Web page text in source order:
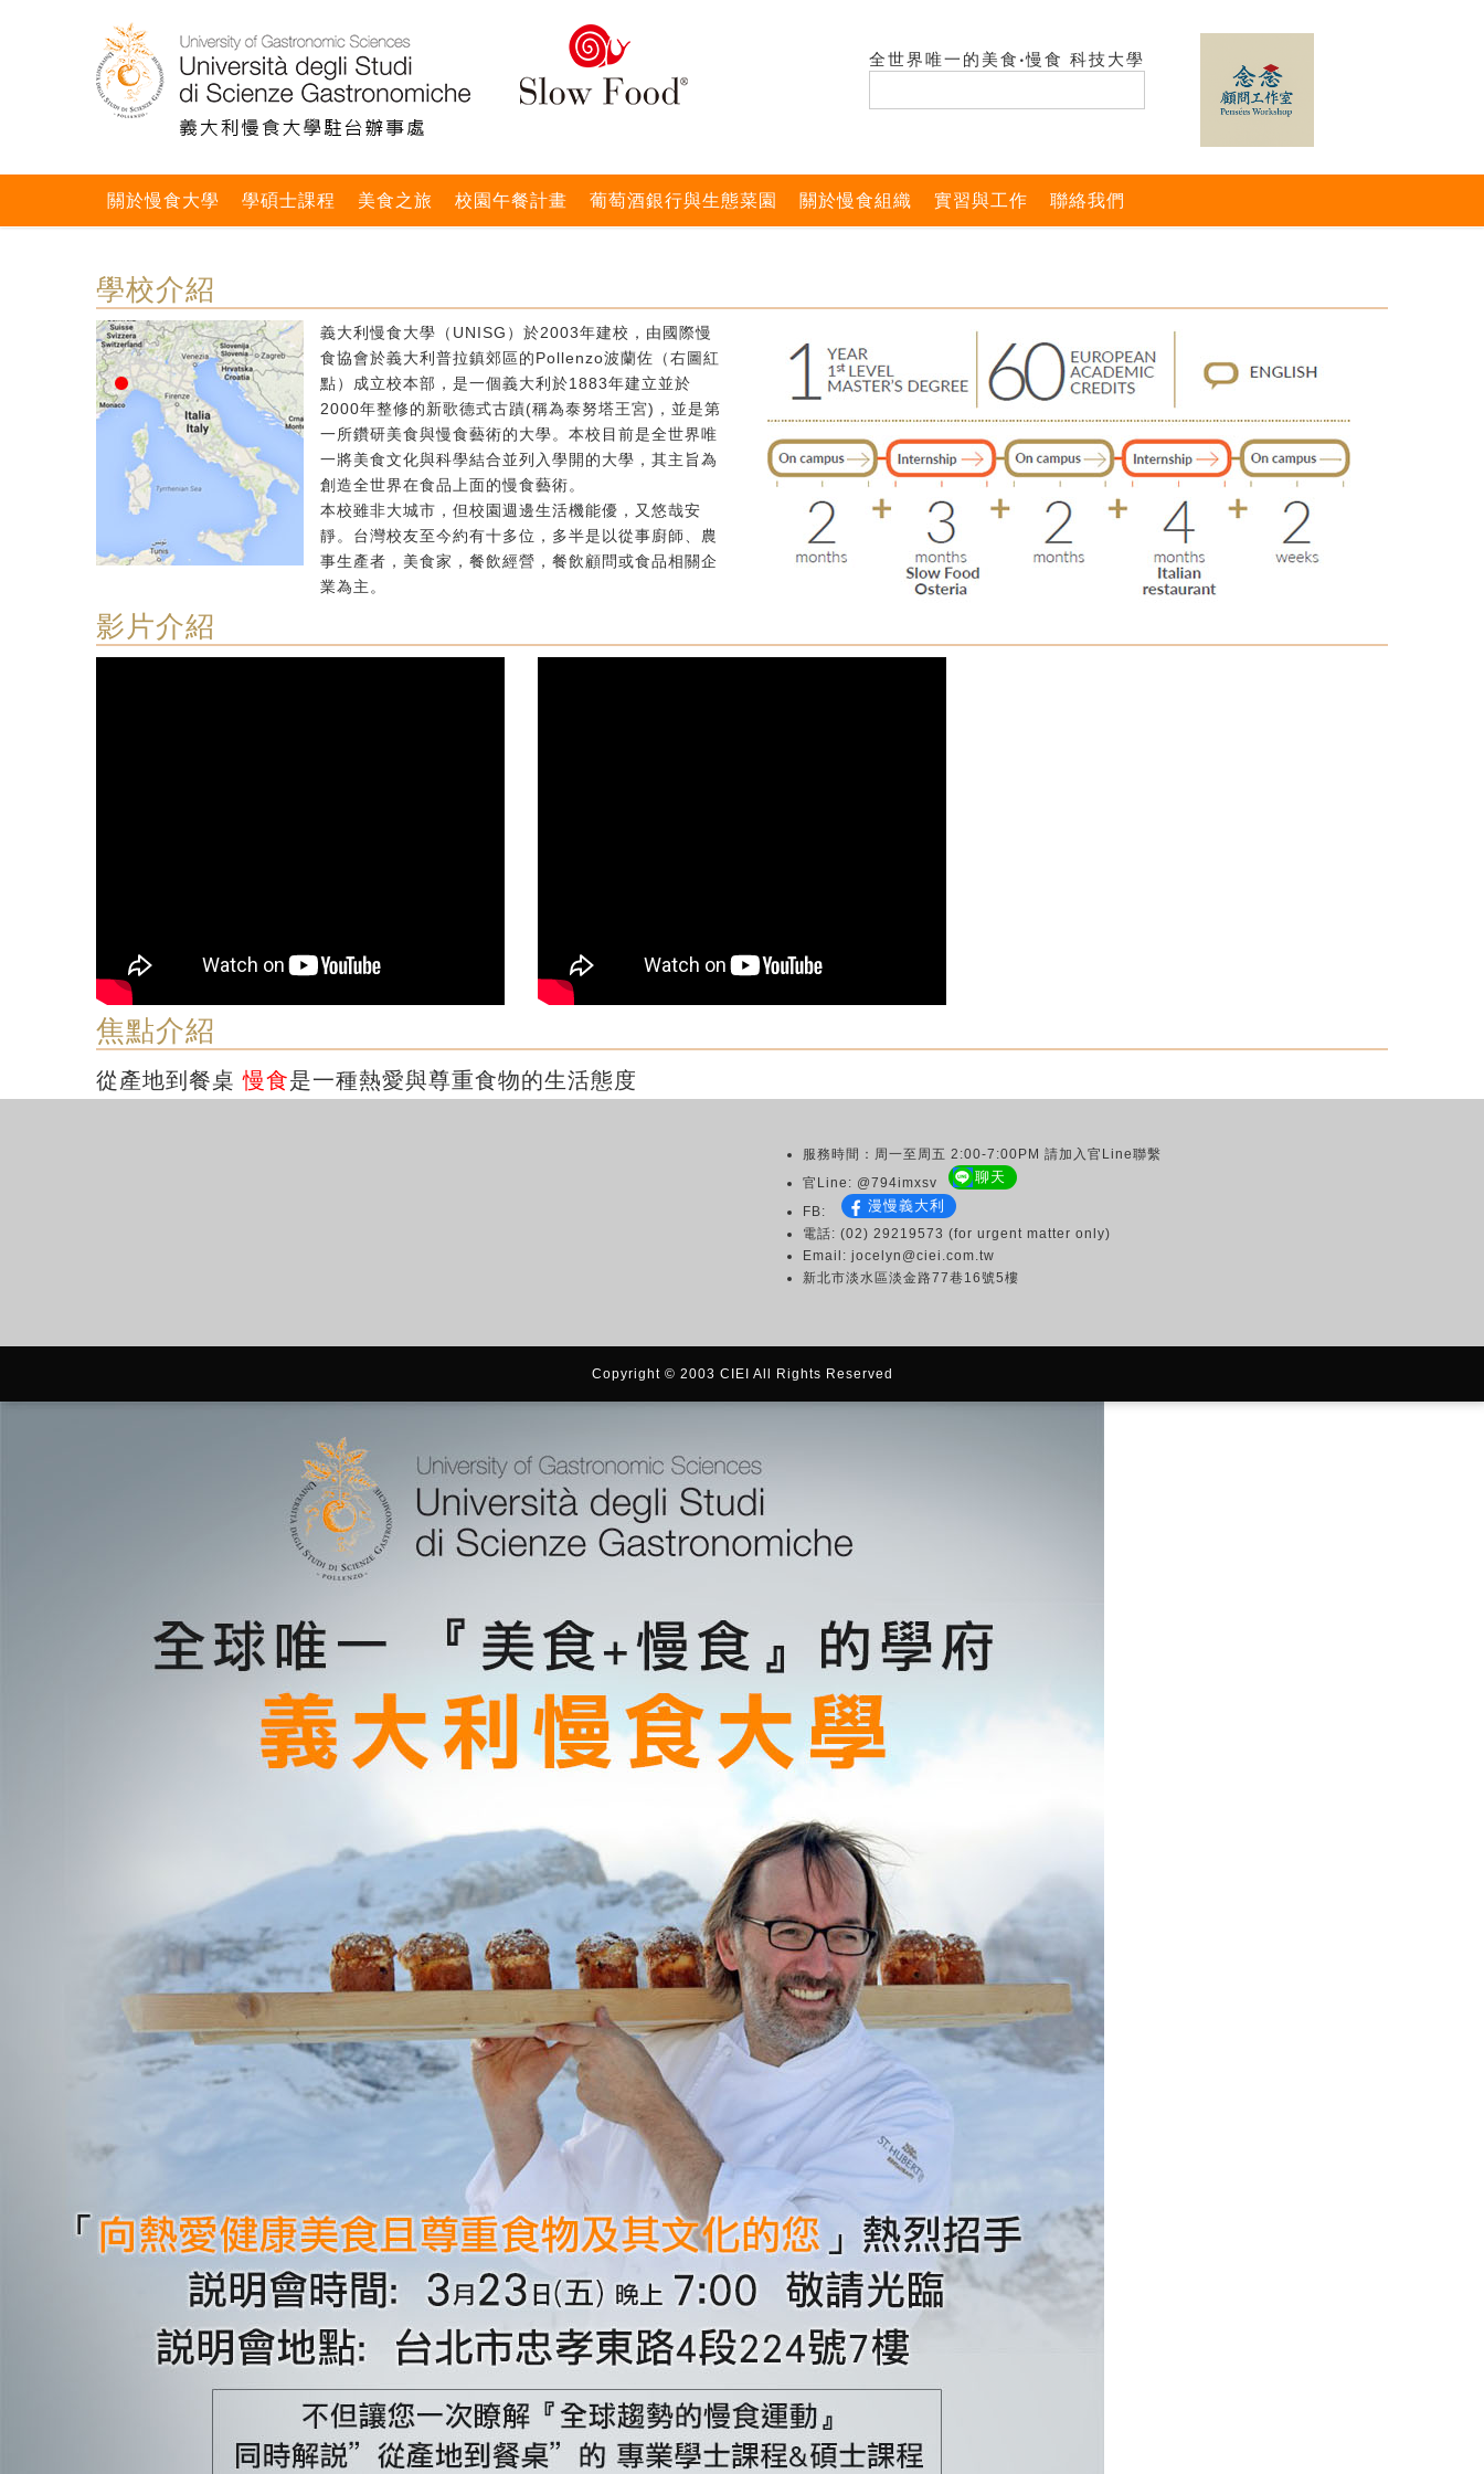
全世界唯一的美食‧慢食 科技大學
關於慢食大學 學碩士課程 美食之旅 校園午餐計畫 葡萄酒銀行與生態菜園 關於慢食組織 實習與工作 聯絡我們
學校介紹
義大利慢食大學（UNISG）於2003年建校，由國際慢
食協會於義大利普拉鎮郊區的Pollenzo波蘭佐（右圖紅
點）成立校本部，是一個義大利於1883年建立並於
2000年整修的新歌德式古蹟(稱為泰努塔王宮)，並是第
一所鑽研美食與慢食藝術的大學。本校目前是全世界唯
一將美食文化與科學結合並列入學開的大學，其主旨為
創造全世界在食品上面的慢食藝術。
本校雖非大城市，但校園週邊生活機能優，又悠哉安
靜。台灣校友至今約有十多位，多半是以從事廚師、農
事生產者，美食家，餐飲經營，餐飲顧問或食品相關企
業為主。
影片介紹
焦點介紹
從產地到餐桌慢食是一種熱愛與尊重食物的生活態度
服務時間：周一至周五 2:00-7:00PM 請加入官Line聯繫
官Line: @794imxsv
聊天
FB: 漫慢義大利
電話: (02) 29219573 (for urgent matter only)
Email: jocelyn@ciei.com.tw
新北市淡水區淡金路77巷16號5樓
Copyright © 2003 CIEI All Rights Reserved